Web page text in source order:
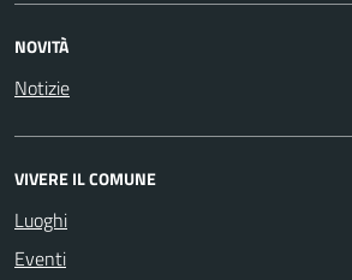
NOVITÀ
Notizie
VIVERE IL COMUNE
Luoghi
Eventi